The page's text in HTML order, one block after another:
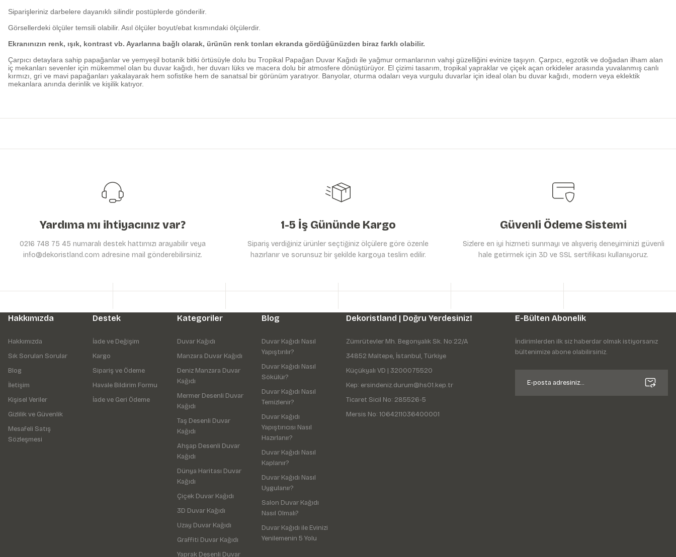
Siparişleriniz darbelere dayanıklı silindir postüplerde gönderilir.
Görsellerdeki ölçüler temsili olabilir. Asıl ölçüler boyut/ebat kısmındaki ölçülerdir.
Ekranınızın renk, ışık, kontrast vb. Ayarlarına bağlı olarak, ürünün renk tonları ekranda gördüğünüzden biraz farklı olabilir.
Çarpıcı detaylara sahip papağanlar ve yemyeşil botanik bitki örtüsüyle dolu bu Tropikal Papağan Duvar Kağıdı ile yağmur ormanlarının vahşi güzelliğini evinize taşıyın. Çarpıcı, egzotik ve doğadan ilham alan
iç mekanları sevenler için mükemmel olan bu duvar kağıdı, her duvarı lüks ve macera dolu bir atmosfere dönüştürüyor. El çizimi tasarım, tropikal yapraklar ve çiçek açan orkideler arasında yuvalanmış canlı
kırmızı, gri ve mavi papağanları yakalayarak hem sofistike hem de sanatsal bir görünüm yaratıyor. Banyolar, oturma odaları veya vurgulu duvarlar için ideal olan bu duvar kağıdı, modern veya eklektik
mekanlara anında derinlik ve kişilik katıyor.
Bu ürüne benzer farklı alternatifler olmalı.
Gönder
Yardıma mı ihtiyacınız var?
0216 748 75 45 numaralı destek hattımızı arayabilir veya
info@dekoristland.com adresine mail gönderebilirsiniz.
1-5 İş Gününde Kargo
Sipariş verdiğiniz ürünler seçtiğiniz ölçülere göre özenle
hazırlanır ve sorunsuz bir şekilde kargoya teslim edilir.
Güvenli Ödeme Sistemi
Sizlere en iyi hizmeti sunmayı ve alışveriş deneyiminizi güvenli
hale getirmek için 3D ve SSL sertifikası kullanıyoruz.
Hakkımızda
Hakkımızda
Sık Sorulan Sorular
Blog
İletişim
Kişisel Veriler
Gizlilik ve Güvenlik
Mesafeli Satış
Sözleşmesi
Destek
İade ve Değişim
Kargo
Sipariş ve Ödeme
Havale Bildirim Formu
İade ve Geri Ödeme
Kategoriler
Duvar Kağıdı
Manzara Duvar Kağıdı
Deniz Manzara Duvar
Kağıdı
Mermer Desenli Duvar
Kağıdı
Taş Desenli Duvar
Kağıdı
Ahşap Desenli Duvar
Kağıdı
Dünya Haritası Duvar
Kağıdı
Çiçek Duvar Kağıdı
3D Duvar Kağıdı
Uzay Duvar Kağıdı
Graffiti Duvar Kağıdı
Yaprak Desenli Duvar
Blog
Duvar Kağıdı Nasıl
Yapıştırılır?
Duvar Kağıdı Nasıl
Sökülür?
Duvar Kağıdı Nasıl
Temizlenir?
Duvar Kağıdı
Yapıştırıcısı Nasıl
Hazırlanır?
Duvar Kağıdı Nasıl
Kaplanır?
Duvar Kağıdı Nasıl
Uygulanır?
Salon Duvar Kağıdı
Nasıl Olmalı?
Duvar Kağıdı ile Evinizi
Yenilemenin 5 Yolu
Dekoristland | Doğru Yerdesiniz!
Zümrütevler Mh. Begonyalık Sk. No:22/A
34852 Maltepe, İstanbul, Türkiye
Küçükyalı VD | 3200075520
Kep: ersindeniz.durum@hs01.kep.tr
Ticaret Sicil No: 285526-5
Mersis No: 1064211036400001
E-Bülten Abonelik
İndirimlerden ilk siz haberdar olmak istiyorsanız
bültenimize abone olabilirsiniz.